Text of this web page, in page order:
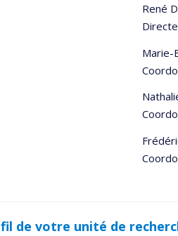
René
Marie-
de votre unité de